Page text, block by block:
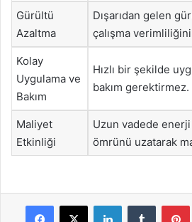
Gürültü
Azaltma
Dışarıdan gelen
çalışma verimliliğini
Kolay
Uygulama ve
Bakım
Hızlı bir şekilde
bakım gerektirmez.
Maliyet
Etkinliği
Uzun vadede
ömrünü uzatarak
Facebook
X LinkedInTumblr